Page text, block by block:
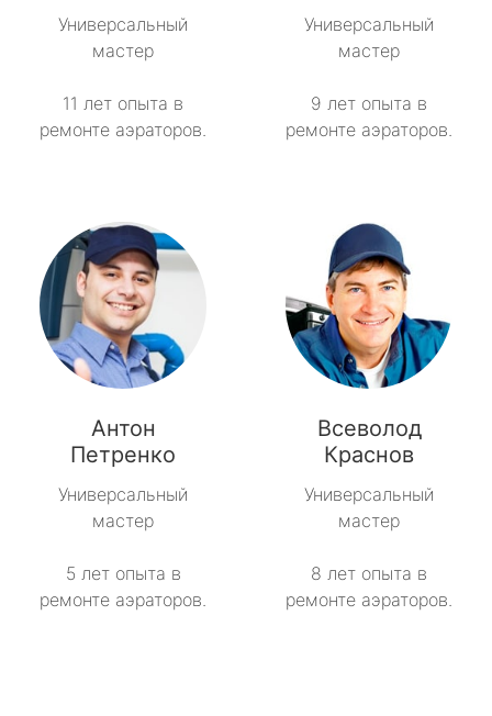
Универсальный
мастер
11 лет опыта в
ремонте аэраторов.
Универсальный
мастер
9 лет опыта в
ремонте аэраторов.
Антон
Петренко
Универсальный
мастер
5 лет опыта в
ремонте аэраторов.
Всеволод
Краснов
Универсальный
мастер
8 лет опыта в
ремонте аэраторов.